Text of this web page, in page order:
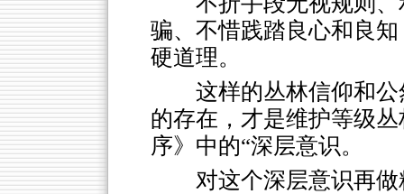
骗、不惜践踏良心和良
硬道理。
这样的丛林信仰和
的存在，才是维护等级
序》中的“深层意识。
对这个深层意识再